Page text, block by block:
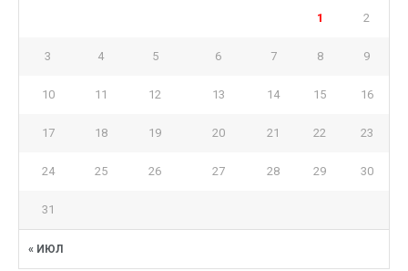
« ИЮЛ
1 2
3 4 5 6 7 8 9
10 11 12 13 14 15 16
17 18 19 20 21 22 23
24 25 26 27 28 29 30
31